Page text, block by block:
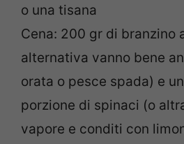
o una tisana
Cena: 200 gr di branzino
alternativa vanno bene
orata o pesce spada) e
porzione di spinaci (o
vapore e conditi con